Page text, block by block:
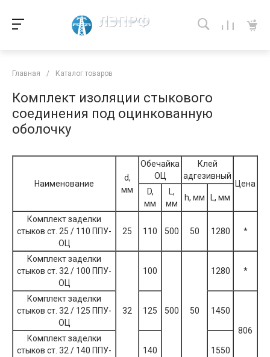
Главная / Каталог товаров
Комплект изоляции стыкового
соединения под оцинкованную
оболочку
Наименование
d,
мм
Обечайка
ОЦ
Клей
адгезивный
Цена
D,
мм
L,
мм
h, мм L, мм
Комплект заделки
стыков ст. 25 / 110 ППУ-
ОЦ
25 110 500 50 1280 *
Комплект заделки
стыков ст. 32 / 100 ППУ-
ОЦ
32
100
500 50
1280 *
Комплект заделки
стыков ст. 32 / 125 ППУ-
ОЦ
125 1450
806
Комплект заделки
стыков ст. 32 / 140 ППУ-
140 1550